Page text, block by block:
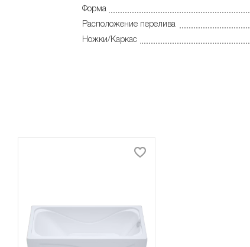
Форма
Расположение перелива
Ножки/Каркас